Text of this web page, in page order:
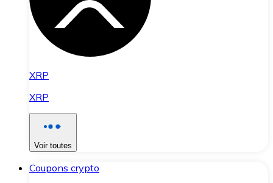
XRP
XRP
Voir toutes
Coupons crypto